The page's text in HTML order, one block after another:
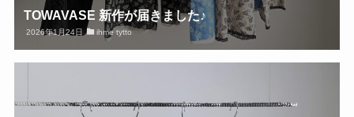
TOWAVASE 新作が届きました♪
2026年1月24日 ihme tytto